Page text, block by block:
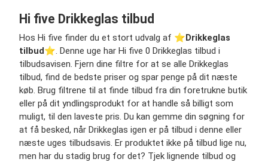
Hi five Drikkeglas tilbud
Hos Hi five finder du et stort udvalg af ⭐️Drikkeglas
tilbud⭐️. Denne uge har Hi five 0 Drikkeglas tilbud i
tilbudsavisen. Fjern dine filtre for at se alle Drikkeglas
tilbud, find de bedste priser og spar penge på dit næste
køb. Brug filtrene til at finde tilbud fra din foretrukne butik
eller på dit yndlingsprodukt for at handle så billigt som
muligt, til den laveste pris. Du kan gemme din søgning for
at få besked, når Drikkeglas igen er på tilbud i denne eller
næste uges tilbudsavis. Er produktet ikke på tilbud lige nu,
men har du stadig brug for det? Tjek lignende tilbud og